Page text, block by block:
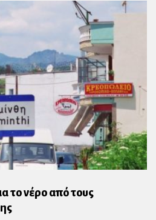
το νέρο από τους